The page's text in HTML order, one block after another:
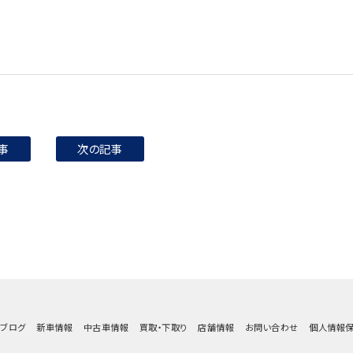
次の記事
ブログ 新車情報 中古車情報 買取・下取り 店舗情報 お問い合わせ 個人情報